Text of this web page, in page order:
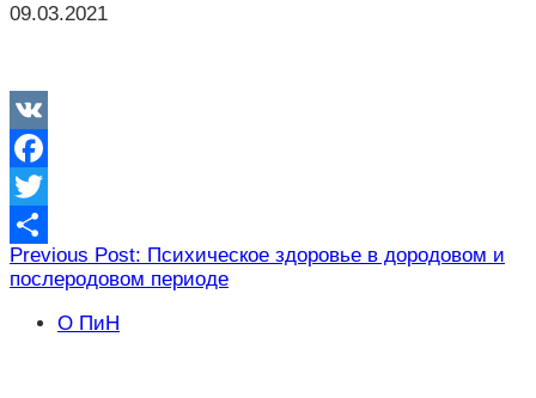
09.03.2021
VK
Facebook
Twitter
Отправить
Навигация
по
записям
Previous Post: Психическое здоровье в дородовом и
послеродовом периоде
О ПиН